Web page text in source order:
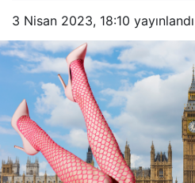
3 Nisan 2023, 18:10 yayınlandı